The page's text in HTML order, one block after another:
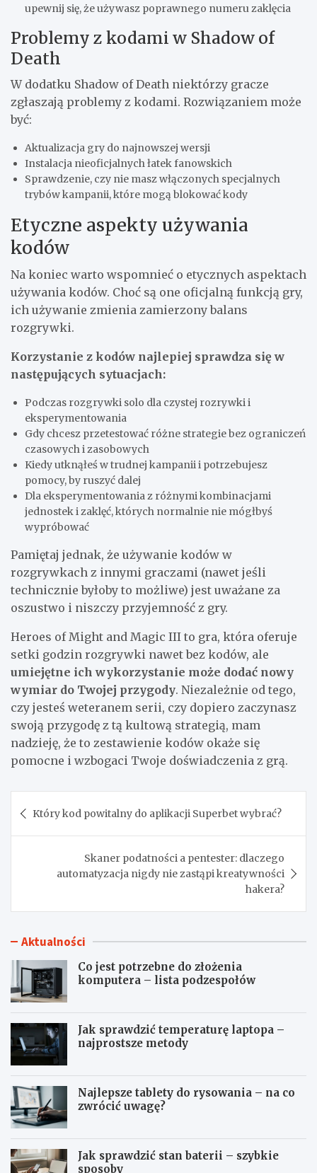
upewnij się, że używasz poprawnego numeru zaklęcia
Problemy z kodami w Shadow of
Death
W dodatku Shadow of Death niektórzy gracze
zgłaszają problemy z kodami. Rozwiązaniem może
być:
Aktualizacja gry do najnowszej wersji
Instalacja nieoficjalnych łatek fanowskich
Sprawdzenie, czy nie masz włączonych specjalnych
trybów kampanii, które mogą blokować kody
Etyczne aspekty używania
kodów
Na koniec warto wspomnieć o etycznych aspektach
używania kodów. Choć są one oficjalną funkcją gry,
ich używanie zmienia zamierzony balans
rozgrywki.
Korzystanie z kodów najlepiej sprawdza się w
następujących sytuacjach:
Podczas rozgrywki solo dla czystej rozrywki i
eksperymentowania
Gdy chcesz przetestować różne strategie bez ograniczeń
czasowych i zasobowych
Kiedy utknąłeś w trudnej kampanii i potrzebujesz
pomocy, by ruszyć dalej
Dla eksperymentowania z różnymi kombinacjami
jednostek i zaklęć, których normalnie nie mógłbyś
wypróbować
Pamiętaj jednak, że używanie kodów w
rozgrywkach z innymi graczami (nawet jeśli
technicznie byłoby to możliwe) jest uważane za
oszustwo i niszczy przyjemność z gry.
Heroes of Might and Magic III to gra, która oferuje
setki godzin rozgrywki nawet bez kodów, ale
umiejętne ich wykorzystanie może dodać nowy
wymiar do Twojej przygody. Niezależnie od tego,
czy jesteś weteranem serii, czy dopiero zaczynasz
swoją przygodę z tą kultową strategią, mam
nadzieję, że to zestawienie kodów okaże się
pomocne i wzbogaci Twoje doświadczenia z grą.
wpisu
Który kod powitalny do aplikacji Superbet wybrać?
Skaner podatności a pentester: dlaczego
automatyzacja nigdy nie zastąpi kreatywności
hakera?
Aktualności
Co jest potrzebne do złożenia
komputera – lista podzespołów
Jak sprawdzić temperaturę laptopa –
najprostsze metody
Najlepsze tablety do rysowania – na co
zwrócić uwagę?
Jak sprawdzić stan baterii – szybkie
sposoby